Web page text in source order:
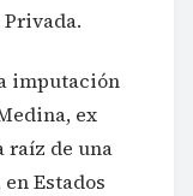
imputación
ex
raíz de una
Estados